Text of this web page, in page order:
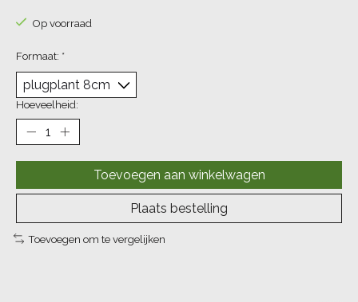
Op voorraad
Formaat: *
Hoeveelheid:
Toevoegen aan winkelwagen
Plaats bestelling
Toevoegen om te vergelijken